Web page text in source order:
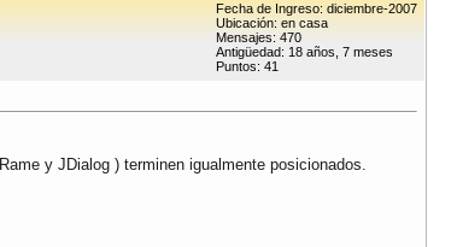
Fecha de Ingreso: diciembre-2007
Ubicación: en casa
Mensajes: 470
Antigüedad: 18 años, 7 meses
Puntos: 41
y JDialog ) terminen igualmente posicionados.